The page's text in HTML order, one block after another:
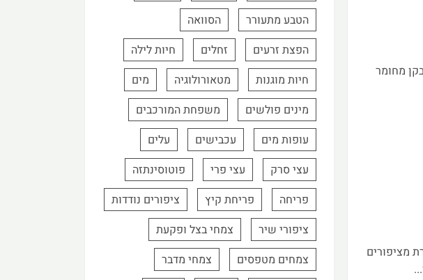
מחומר
מציפורים
הטבע מתעורר
הסוואה
הפצת זרעים
זחלים
חיות לילה
חיות מוגנות
מטאורולוגיה
מים
מינים פולשים
משפחת המורכבים
עופות מים
עכבישים
עלים
עצי סרק
עצי פרי
פוטוסינתזה
פריחה
פריחת קיץ
ציפורים נודדות
ציפורי שיר
צמחי בצל ופקעת
צמחים מטפסים
צמחי מדבר